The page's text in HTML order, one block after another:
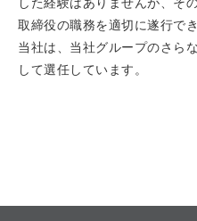
した経験はありませんが、そ
取締役の職務を適切に遂行で
当社は、当社グループのさら
して選任しています。